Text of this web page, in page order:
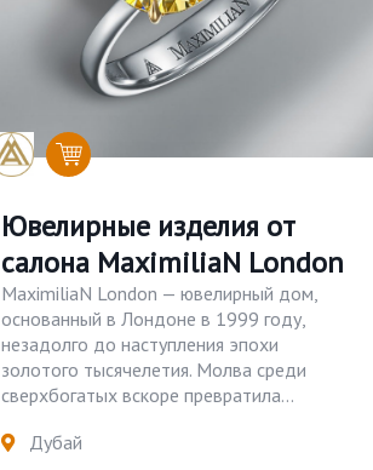
Ювелирные изделия от
салона MaximiliaN London
MaximiliaN London — ювелирный дом,
основанный в Лондоне в 1999 году,
незадолго до наступления эпохи
золотого тысячелетия. Молва среди
сверхбогатых вскоре превратила...
Дубай